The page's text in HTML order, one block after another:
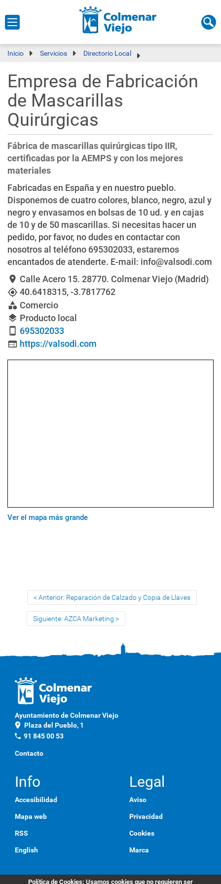
Inicio Servicios Directorio Local
Empresa de Fabricación
de Mascarillas
Quirúrgicas
Fábrica de mascarillas quirúrgicas tipo IIR,
certificadas por la AEMPS y con los mejores
materiales
Fabricadas en España y en nuestro pueblo.
Disponemos de cuatro colores, blanco, negro, azul y
negro y envasamos en bolsas de 10 ud. y en cajas
de 10 y de 50 mascarillas. Si necesitas hacer un
pedido, por favor, no dudes en contactar con
nosotros al teléfono 695302033, estaremos
encantados de atenderte. E-mail: info@valsodi.com
Ver el mapa más grande
location_on Calle Acero 15. 28770. Colmenar Viejo (Madrid)
my_location40.6418315, -3.7817762
category Comercio
layers Producto local
smartphone 695302033
web https://valsodi.com
Anterior: Reparación de Calzado y Copia de Llaves
Siguiente: AZCA Marketing
Ayuntamiento de Colmenar Viejo
location_on Plaza del Pueblo, 1
phone 91 845 00 53
Contacto
Info
Accesibilidad
Mapa web
RSS
English
Legal
Aviso
Privacidad
Cookies
Marca
Política de Cookies: Usamos cookies que no requieren ser